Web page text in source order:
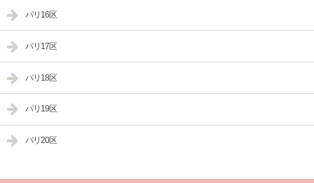
パリ16区
パリ17区
パリ18区
パリ19区
パリ20区